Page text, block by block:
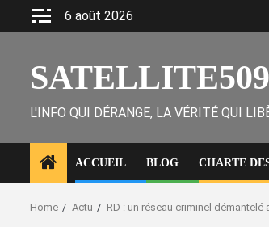
6 août 2026
SATELLITE509
L'INFO QUI DÉRANGE, LA VÉRITÉ QUI
ACCUEIL BLOG CHARTE
Home Actu RD : un réseau criminel